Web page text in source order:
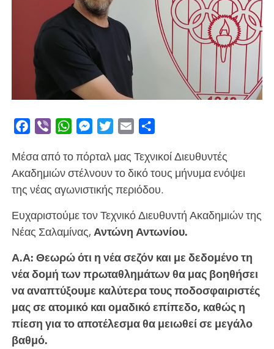
Facebook
Viber WhatsAppMessengerTwitterEmail
Μέσα από το πόρταλ μας Τεχνικοί Διευθυντές
Ακαδημιών στέλνουν το δικό τους μήνυμα ενόψει
της νέας αγωνιστικής περιόδου.
Ευχαριστούμε τον Τεχνικό Διευθυντή Ακαδημιών της
Νέας Σαλαμίνας,Αντώνη Αντωνίου.
Α.Α: Θεωρώ ότι η νέα σεζόν και με δεδομένο τη
νέα δομή των πρωταθλημάτων θα μας βοηθήσει
να αναπτύξουμε καλύτερα τους ποδοσφαιριστές
μας σε ατομικό και ομαδικό επίπεδο, καθώς η
πίεση για το αποτέλεσμα θα μειωθεί σε μεγάλο
βαθμό.